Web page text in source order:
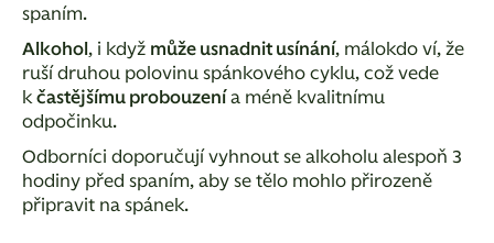
spaním.
Alkohol , i když může usnadnit usínání, málokdo ví, že
ruší druhou polovinu spánkového cyklu, což vede
k častějšímu probouzení a méně kvalitnímu
odpočinku.
Odborníci doporučují vyhnout se alkoholu alespoň 3
hodiny před spaním, aby se tělo mohlo přirozeně
připravit na spánek.